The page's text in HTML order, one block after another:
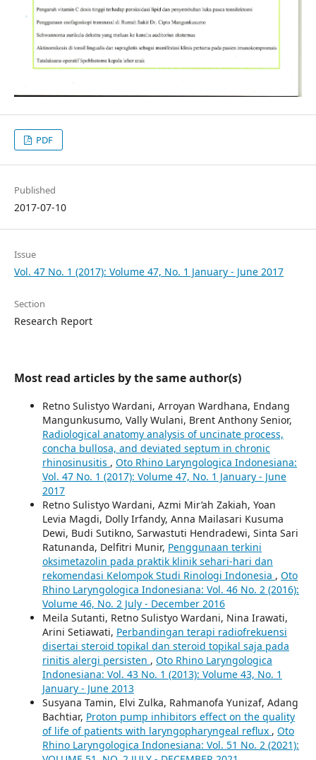
PDF
Published
2017-07-10
Issue
Vol. 47 No. 1 (2017): Volume 47, No. 1 January - June 2017
Section
Research Report
Most read articles by the same author(s)
Retno Sulistyo Wardani, Arroyan Wardhana, Endang
Mangunkusumo, Vally Wulani, Brent Anthony Senior,
Radiological anatomy analysis of uncinate process,
concha bullosa, and deviated septum in chronic
rhinosinusitis , Oto Rhino Laryngologica Indonesiana:
Vol. 47 No. 1 (2017): Volume 47, No. 1 January - June
2017
Retno Sulistyo Wardani, Azmi Mir’ah Zakiah, Yoan
Levia Magdi, Dolly Irfandy, Anna Mailasari Kusuma
Dewi, Budi Sutikno, Sarwastuti Hendradewi, Sinta Sari
Ratunanda, Delfitri Munir, Penggunaan terkini
oksimetazolin pada praktik klinik sehari-hari dan
rekomendasi Kelompok Studi Rinologi Indonesia , Oto
Rhino Laryngologica Indonesiana: Vol. 46 No. 2 (2016):
Volume 46, No. 2 July - December 2016
Meila Sutanti, Retno Sulistyo Wardani, Nina Irawati,
Arini Setiawati, Perbandingan terapi radiofrekuensi
disertai steroid topikal dan steroid topikal saja pada
rinitis alergi persisten , Oto Rhino Laryngologica
Indonesiana: Vol. 43 No. 1 (2013): Volume 43, No. 1
January - June 2013
Susyana Tamin, Elvi Zulka, Rahmanofa Yunizaf, Adang
Bachtiar, Proton pump inhibitors effect on the quality
of life of patients with laryngopharyngeal reflux , Oto
Rhino Laryngologica Indonesiana: Vol. 51 No. 2 (2021):